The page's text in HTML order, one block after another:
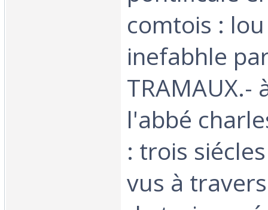
comtois :
inefabhle
TRAMAUX.-
l'abbé
: trois
vus à